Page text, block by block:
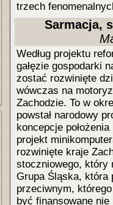
trzech
Sarmacja,
Według projektu
gałęzie gospodarki
zostać rozwinięte
wówczas na
Zachodzie. To w
powstał narodowy
koncepcje
projekt
rozwinięte kraje
stoczniowego, który
Grupa Śląska, która
przeciwnym,
być finansowane